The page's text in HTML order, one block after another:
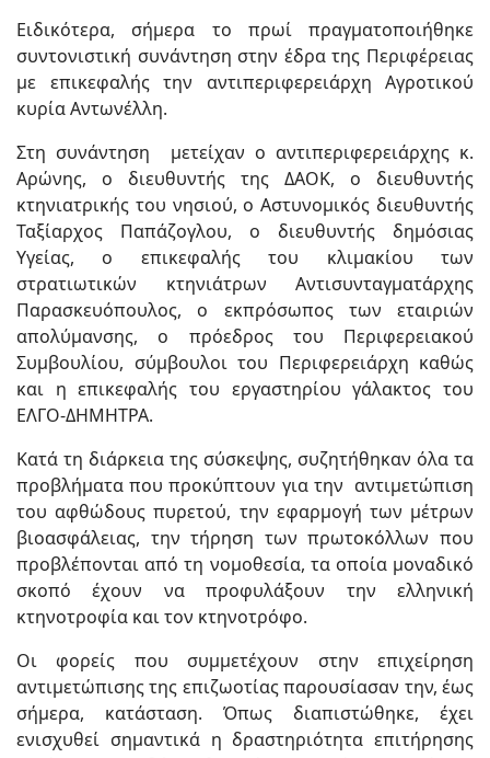
Ειδικότερα, σήμερα τo πρωί πραγματοποιήθηκε
συντονιστική συνάντηση στην έδρα της Περιφέρειας
με επικεφαλής την αντιπεριφερειάρχη Αγροτικού
κυρία Αντωνέλλη.
Στη συνάντηση μετείχαν ο αντιπεριφερειάρχης κ.
Αρώνης, ο διευθυντής της ΔΑΟΚ, ο διευθυντής
κτηνιατρικής του νησιού, ο Αστυνομικός διευθυντής
Ταξίαρχος Παπάζογλου, ο διευθυντής δημόσιας
Υγείας, ο επικεφαλής του κλιμακίου των
στρατιωτικών κτηνιάτρων Αντισυνταγματάρχης
Παρασκευόπουλος, ο εκπρόσωπος των εταιριών
απολύμανσης, ο πρόεδρος του Περιφερειακού
Συμβουλίου, σύμβουλοι του Περιφερειάρχη καθώς
και η επικεφαλής του εργαστηρίου γάλακτος του
ΕΛΓΟ-ΔΗΜΗΤΡΑ.
Κατά τη διάρκεια της σύσκεψης, συζητήθηκαν όλα τα
προβλήματα που προκύπτουν για την αντιμετώπιση
του αφθώδους πυρετού, την εφαρμογή των μέτρων
βιοασφάλειας, την τήρηση των πρωτοκόλλων που
προβλέπονται από τη νομοθεσία, τα οποία μοναδικό
σκοπό έχουν να προφυλάξουν την ελληνική
κτηνοτροφία και τον κτηνοτρόφο.
Οι φορείς που συμμετέχουν στην επιχείρηση
αντιμετώπισης της επιζωοτίας παρουσίασαν την, έως
σήμερα, κατάσταση. Όπως διαπιστώθηκε, έχει
ενισχυθεί σημαντικά η δραστηριότητα επιτήρησης